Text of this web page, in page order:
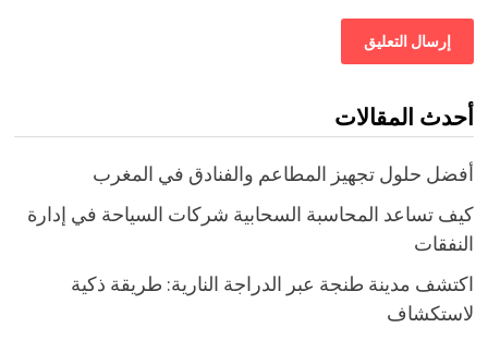
أحدث المقالات
أفضل حلول تجهيز المطاعم والفنادق في المغرب
كيف تساعد المحاسبة السحابية شركات السياحة في إدارة
النفقات
اكتشف مدينة طنجة عبر الدراجة النارية: طريقة ذكية
لاستكشاف